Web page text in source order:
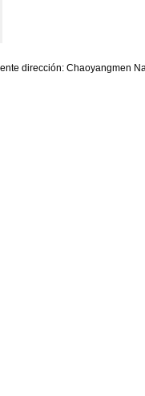
dirección: Chaoyangmen